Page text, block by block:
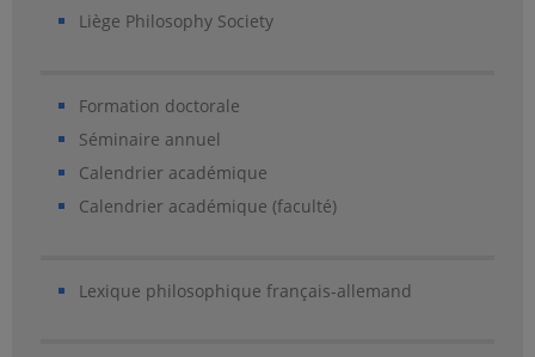
Liège Philosophy Society
Formation doctorale
Séminaire annuel
Calendrier académique
Calendrier académique (faculté)
Lexique philosophique français-allemand